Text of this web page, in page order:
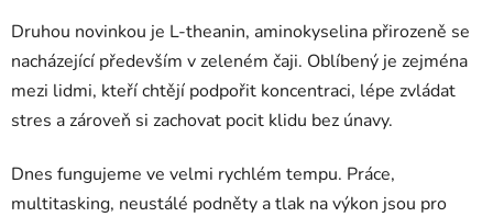
Druhou novinkou je L-theanin, aminokyselina přirozeně se
nacházející především v zeleném čaji. Oblíbený je zejména
mezi lidmi, kteří chtějí podpořit koncentraci, lépe zvládat
stres a zároveň si zachovat pocit klidu bez únavy.
Dnes fungujeme ve velmi rychlém tempu. Práce,
multitasking, neustálé podněty a tlak na výkon jsou pro